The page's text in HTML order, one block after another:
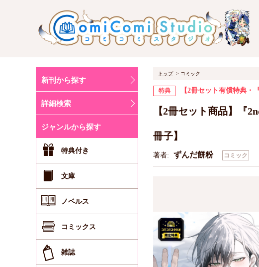
新刊から探す
詳細検索
ジャンルから探す
特典付き
文庫
ノベルス
コミックス
雑誌
トップ コミック
特典 【2冊セット有償特典・
【2冊セット商品】『
冊子】
著者: ずんだ餅粉 コミック